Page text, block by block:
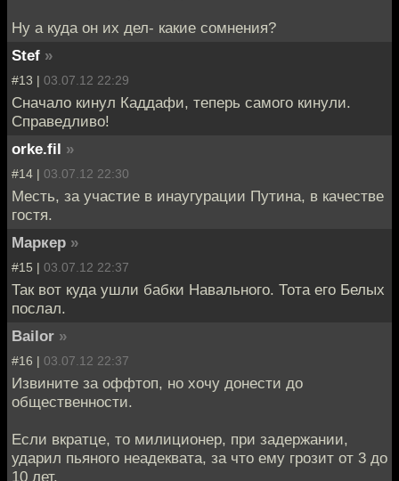
Ну а куда он их дел- какие сомнения?
Stef »
#13 | 03.07.12 22:29
Сначало кинул Каддафи, теперь самого кинули.
Справедливо!
orke.fil »
#14 | 03.07.12 22:30
Месть, за участие в инаугурации Путина, в качестве
гостя.
Маркер »
#15 | 03.07.12 22:37
Так вот куда ушли бабки Навального. Тота его Белых
послал.
Bailor »
#16 | 03.07.12 22:37
Извините за оффтоп, но хочу донести до
общественности.
Если вкратце, то милиционер, при задержании,
ударил пьяного неадеквата, за что ему грозит от 3 до
10 лет.